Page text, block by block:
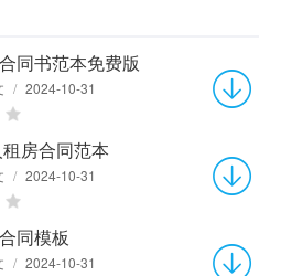
同书范本免费版
/ 2024-10-31
房合同范本
/ 2024-10-31
同模板
/ 2024-10-31